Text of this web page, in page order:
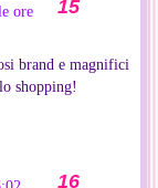
ore
brand e magnifici
shopping!